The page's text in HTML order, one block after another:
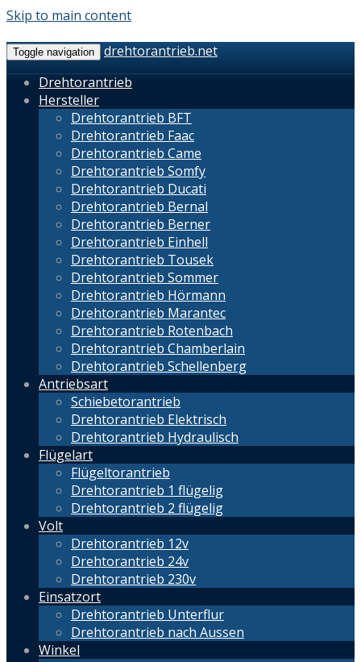
Skip to main content
Toggle navigation
drehtorantrieb.net
Drehtorantrieb
Hersteller
Drehtorantrieb BFT
Drehtorantrieb Faac
Drehtorantrieb Came
Drehtorantrieb Somfy
Drehtorantrieb Ducati
Drehtorantrieb Bernal
Drehtorantrieb Berner
Drehtorantrieb Einhell
Drehtorantrieb Tousek
Drehtorantrieb Sommer
Drehtorantrieb Hörmann
Drehtorantrieb Marantec
Drehtorantrieb Rotenbach
Drehtorantrieb Chamberlain
Drehtorantrieb Schellenberg
Antriebsart
Schiebetorantrieb
Drehtorantrieb Elektrisch
Drehtorantrieb Hydraulisch
Flügelart
Flügeltorantrieb
Drehtorantrieb 1 flügelig
Drehtorantrieb 2 flügelig
Volt
Drehtorantrieb 12v
Drehtorantrieb 24v
Drehtorantrieb 230v
Einsatzort
Drehtorantrieb Unterflur
Drehtorantrieb nach Aussen
Winkel